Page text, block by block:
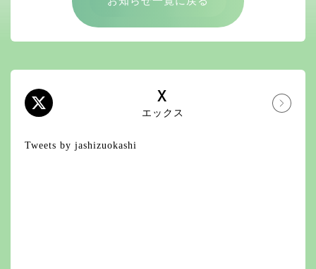
X
エックス
Tweets by jashizuokashi